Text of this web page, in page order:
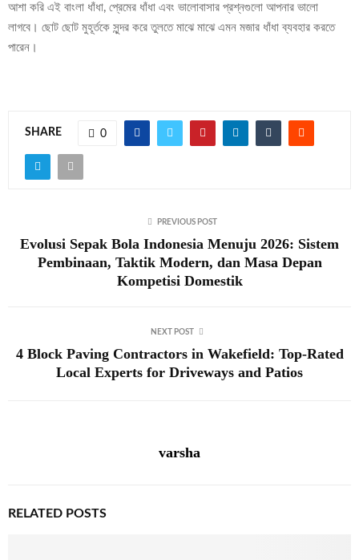
আশা করি এই বাংলা ধাঁধা, প্রেমের ধাঁধা এবং ভালোবাসার প্রশ্নগুলো আপনার ভালো
লাগবে। ছোট ছোট মুহূর্তকে সুন্দর করে তুলতে মাঝে মাঝে এমন মজার ধাঁধা ব্যবহার করতে
পারেন।
SHARE 0
PREVIOUS POST
Evolusi Sepak Bola Indonesia Menuju 2026: Sistem
Pembinaan, Taktik Modern, dan Masa Depan
Kompetisi Domestik
NEXT POST
4 Block Paving Contractors in Wakefield: Top-Rated
Local Experts for Driveways and Patios
varsha
RELATED POSTS